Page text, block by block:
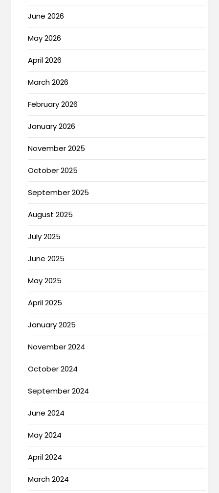
June 2026
May 2026
April 2026
March 2026
February 2026
January 2026
November 2025
October 2025
September 2025
August 2025
July 2025
June 2025
May 2025
April 2025
January 2025
November 2024
October 2024
September 2024
June 2024
May 2024
April 2024
March 2024